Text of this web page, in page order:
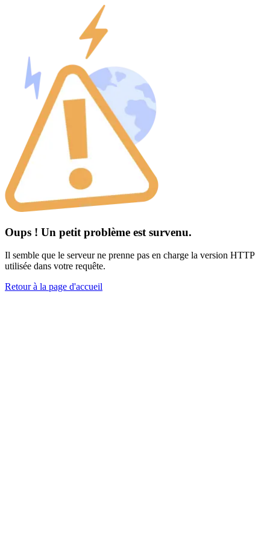
Oups ! Un petit problème est survenu.
Il semble que le serveur ne prenne pas en charge la version HTTP
utilisée dans votre requête.
Retour à la page d'accueil